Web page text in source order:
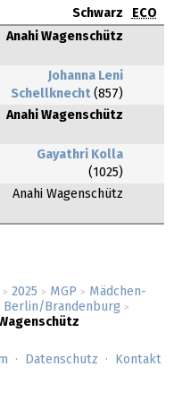
> 2025 > MGP > Mädchen-
Berlin/Brandenburg >
Schwarz
ECO
Anahi Wagenschütz
Johanna Leni
Schellknecht (857)
Anahi Wagenschütz
Gayathri Kolla
(1025)
Anahi Wagenschütz
Datenschutz Kontakt